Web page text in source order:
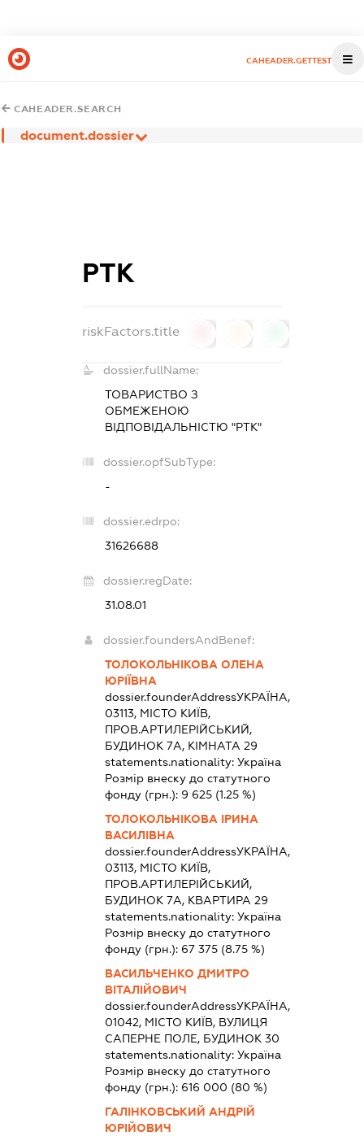
CAHEADER.GETTEST
CAHEADER.SEARCH
document.dossier
РТК
riskFactors.title
dossier.fullName:
ТОВАРИСТВО З
ОБМЕЖЕНОЮ
ВІДПОВІДАЛЬНІСТЮ "РТК"
dossier.opfSubType:
-
dossier.edrpo:
31626688
dossier.regDate:
31.08.01
dossier.foundersAndBenef:
ТОЛОКОЛЬНІКОВА ОЛЕНА
ЮРІЇВНА
dossier.founderAddressУКРАЇНА,
03113, МІСТО КИЇВ,
ПРОВ.АРТИЛЕРІЙСЬКИЙ,
БУДИНОК 7А, КІМНАТА 29
statements.nationality: Україна
Розмір внеску до статутного
фонду (грн.): 9 625(1.25 %)
ТОЛОКОЛЬНІКОВА ІРИНА
ВАСИЛІВНА
dossier.founderAddressУКРАЇНА,
03113, МІСТО КИЇВ,
ПРОВ.АРТИЛЕРІЙСЬКИЙ,
БУДИНОК 7А, КВАРТИРА 29
statements.nationality: Україна
Розмір внеску до статутного
фонду (грн.): 67 375(8.75 %)
ВАСИЛЬЧЕНКО ДМИТРО
ВІТАЛІЙОВИЧ
dossier.founderAddressУКРАЇНА,
01042, МІСТО КИЇВ, ВУЛИЦЯ
САПЕРНЕ ПОЛЕ, БУДИНОК 30
statements.nationality: Україна
Розмір внеску до статутного
фонду (грн.): 616 000 (80 %)
ГАЛІНКОВСЬКИЙ АНДРІЙ
ЮРІЙОВИЧ